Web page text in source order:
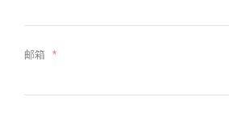
邮箱 *